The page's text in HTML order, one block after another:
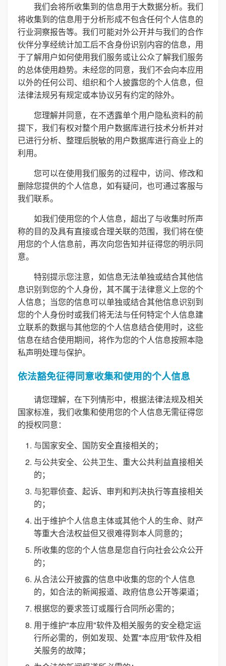
我们会将所收集到的信息用于大数据分析。我们
将收集到的信息用于分析形成不包含任何个人信息的
行业洞察报告等。我们可能对外公开并与我们的合作
伙伴分享经统计加工后不含身份识别内容的信息，用
于了解用户如何使用我们服务或让公众了解我们服务
的总体使用趋势。未经您的同意，我们不会向本应用
以外的任何公司、组织和个人披露您的个人信息，但
法律法规另有规定或本协议另有约定的除外。
您理解并同意，在不透露单个用户隐私资料的前
提下，我们有权对整个用户数据库进行技术分析并对
已进行分析、整理后脱敏的用户数据库进行商业上的
利用。
您可以在使用我们服务的过程中，访问、修改和
删除您提供的个人信息，如有疑问，也可通过客服与
我们联系。
如我们使用您的个人信息，超出了与收集时所声
称的目的及具有直接或合理关联的范围，我们将在使
用您的个人信息前，再次向您告知并征得您的明示同
意。
特别提示您注意，如信息无法单独或结合其他信
息识别到您的个人身份，其不属于法律意义上您的个
人信息；当您的信息可以单独或结合其他信息识别到
您的个人身份时或我们将无法与任何特定个人信息建
立联系的数据与其他您的个人信息结合使用时，这些
信息在结合使用期间，将作为您的个人信息按照本隐
私声明处理与保护。
依法豁免征得同意收集和使用的个人信息
请您理解，在下列情形中，根据法律法规及相关
国家标准，我们收集和使用您的个人信息无需征得您
的授权同意：
与国家安全、国防安全直接相关的；
与公共安全、公共卫生、重大公共利益直接相关
的；
与犯罪侦查、起诉、审判和判决执行等直接相关
的；
出于维护个人信息主体或其他个人的生命、财产
等重大合法权益但又很难得到本人同意的；
所收集的您的个人信息是您自行向社会公众公开
的；
从合法公开披露的信息中收集的您的个人信息
的，如合法的新闻报道、政府信息公开等渠道；
根据您的要求签订或履行合同所必需的；
用于维护"本应用"软件及相关服务的安全稳定运
行所必需的，例如发现、处置"本应用"软件及相
关服务的故障；